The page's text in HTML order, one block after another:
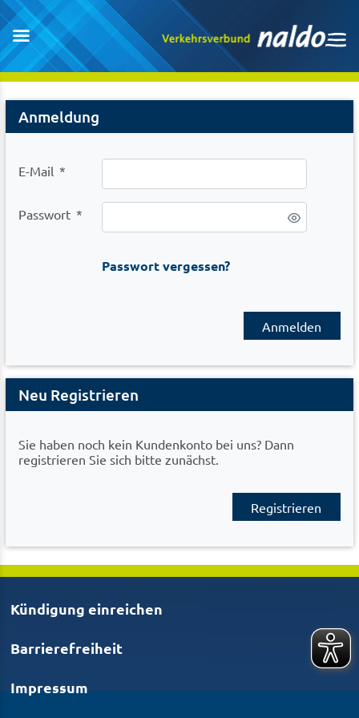
Login
Anmeldung
E-Mail *
Passwort *
Passwort vergessen?
Anmelden
Neu Registrieren
Sie haben noch kein Kundenkonto bei uns? Dann
registrieren Sie sich bitte zunächst.
Registrieren
Kündigung einreichen
Barrierefreiheit
Impressum